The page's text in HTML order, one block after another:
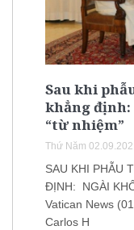
Sau khi
khẳng định:
“từ nhiệm”
Thứ Năm
SAU KHI PHẪU
ĐỊNH: NGÀI
Vatican News
Carlos H